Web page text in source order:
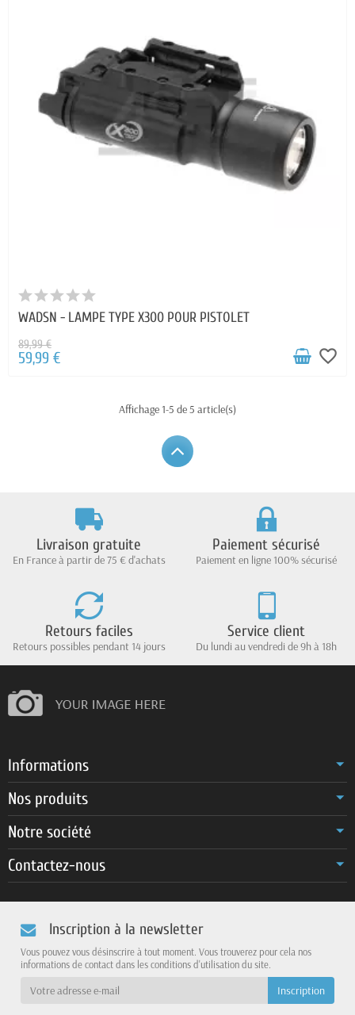
WADSN - LAMPE TYPE X300 POUR PISTOLET
89,99 €
59,99 € favorite_border
Affichage 1-5 de 5 article(s)
Livraison gratuite
En France à partir de 75 € d'achats
Paiement sécurisé
Paiement en ligne 100% sécurisé
Retours faciles
Retours possibles pendant 14 jours
Service client
Du lundi au vendredi de 9h à 18h
Informations
Nos produits
Notre société
Contactez-nous
Inscription à la newsletter
Vous pouvez vous désinscrire à tout moment. Vous trouverez pour cela nos
informations de contact dans les conditions d'utilisation du site.